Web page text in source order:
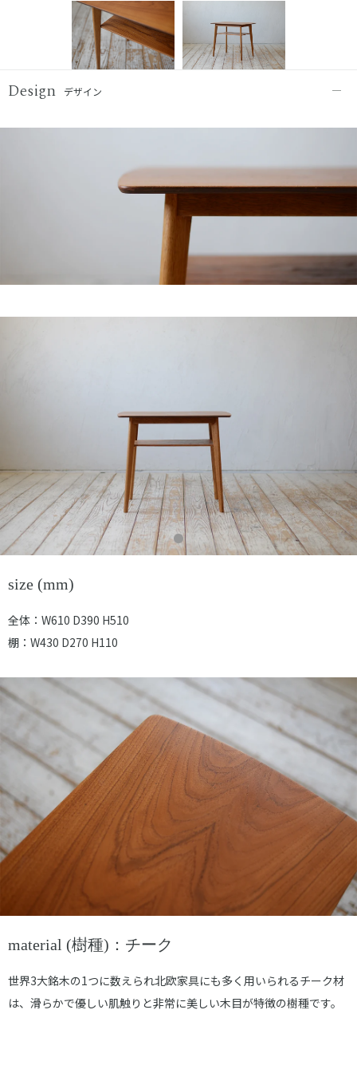
Design デザイン
size (mm)
全体：W610 D390 H510
棚：W430 D270 H110
material (樹種)：チーク
世界3大銘木の1つに数えられ北欧家具にも多く用いられるチーク材
は、滑らかで優しい肌触りと非常に美しい木目が特徴の樹種です。